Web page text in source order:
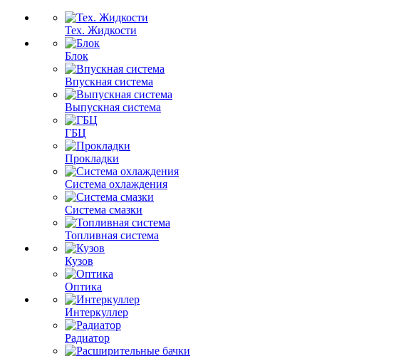
Тех. Жидкости
Блок
Впускная система
Выпускная система
ГБЦ
Прокладки
Система охлаждения
Система смазки
Топливная система
Кузов
Оптика
Интеркуллер
Радиатор